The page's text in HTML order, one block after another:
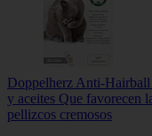
Doppelherz Anti-
y aceites Que favorecen
pellizcos cremosos